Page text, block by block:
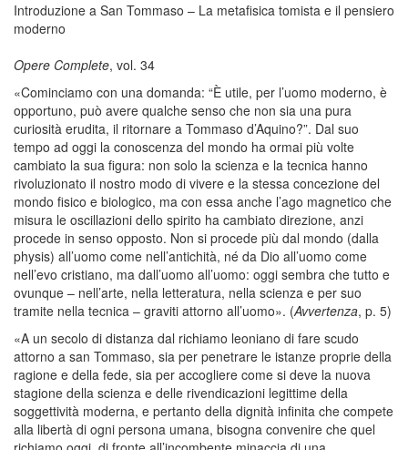
Introduzione a San Tommaso – La metafisica tomista e il pensiero
moderno
Opere Complete, vol. 34
«Cominciamo con una domanda: “È utile, per l’uomo moderno, è
opportuno, può avere qualche senso che non sia una pura
curiosità erudita, il ritornare a Tommaso d’Aquino?”. Dal suo
tempo ad oggi la conoscenza del mondo ha ormai più volte
cambiato la sua figura: non solo la scienza e la tecnica hanno
rivoluzionato il nostro modo di vivere e la stessa concezione del
mondo fisico e biologico, ma con essa anche l’ago magnetico che
misura le oscillazioni dello spirito ha cambiato direzione, anzi
procede in senso opposto. Non si procede più dal mondo (dalla
physis) all’uomo come nell’antichità, né da Dio all’uomo come
nell’evo cristiano, ma dall’uomo all’uomo: oggi sembra che tutto e
ovunque – nell’arte, nella letteratura, nella scienza e per suo
tramite nella tecnica – graviti attorno all’uomo». (Avvertenza, p. 5)
«A un secolo di distanza dal richiamo leoniano di fare scudo
attorno a san Tommaso, sia per penetrare le istanze proprie della
ragione e della fede, sia per accogliere come si deve la nuova
stagione della scienza e delle rivendicazioni legittime della
soggettività moderna, e pertanto della dignità infinita che compete
alla libertà di ogni persona umana, bisogna convenire che quel